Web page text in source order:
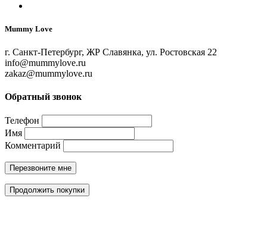
Mummy Love
г. Санкт-Петербург, ЖР Славянка, ул. Ростовская 22
info@mummylove.ru
zakaz@mummylove.ru
Обратный звонок
Телефон
Имя
Комментарий
Перезвоните мне
Продолжить покупки